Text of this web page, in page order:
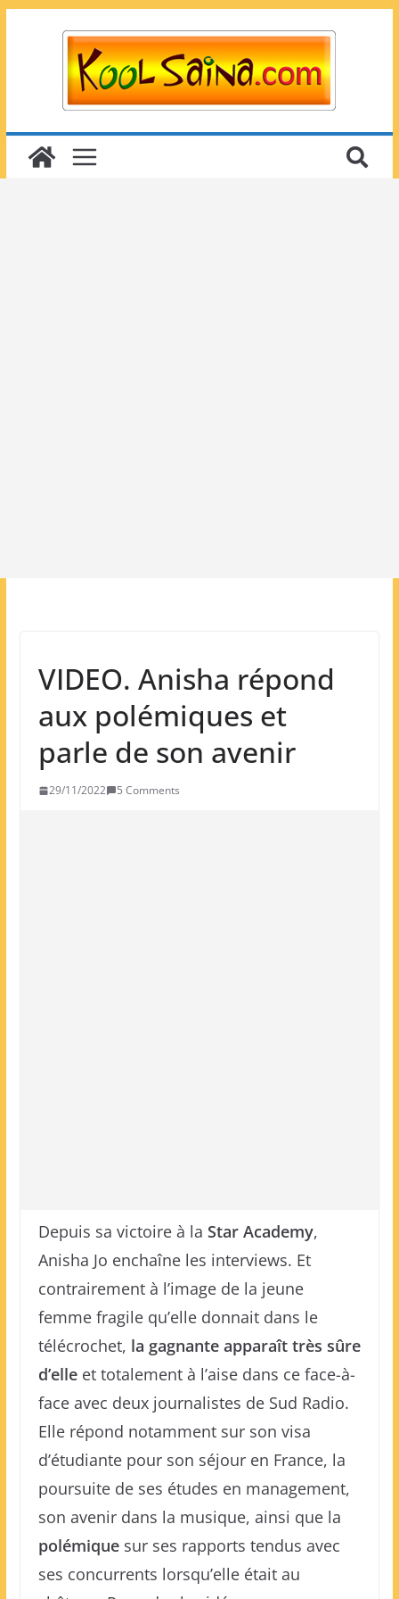
VIDEO. Anisha répond
aux polémiques et
parle de son avenir
29/11/2022 5 Comments
Depuis sa victoire à la Star Academy,
Anisha Jo enchaîne les interviews. Et
contrairement à l’image de la jeune
femme fragile qu’elle donnait dans le
télécrochet, la gagnante apparaît très sûre
d’elleet totalement à l’aise dans ce face-à-
face avec deux journalistes de Sud Radio.
Elle répond notamment sur son visa
d’étudiante pour son séjour en France, la
poursuite de ses études en management,
son avenir dans la musique, ainsi que la
polémiquesur ses rapports tendus avec
ses concurrents lorsqu’elle était au